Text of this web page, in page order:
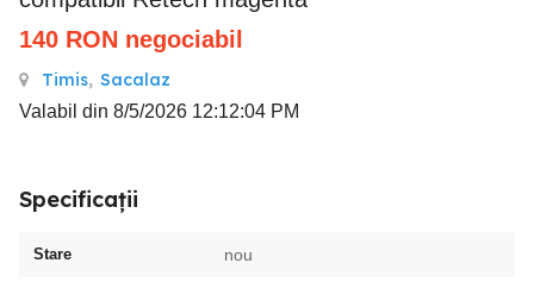
140 RON negociabil
Timis, Sacalaz
Valabil din 8/5/2026 12:12:04 PM
Specificații
Stare nou